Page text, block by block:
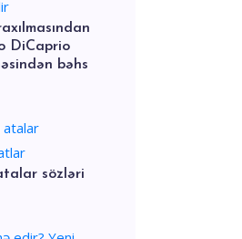
DiCaprio
bəhs
sözləri